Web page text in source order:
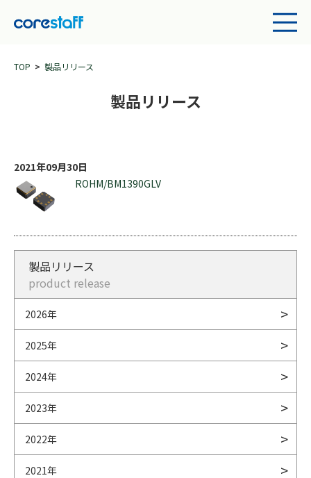
TOP 製品リリース
製品リリース
2021年09月30日
ROHM/BM1390GLV
製品リリース
product release
2026年
2025年
2024年
2023年
2022年
2021年